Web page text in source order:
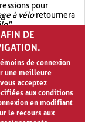
pour
à véloretournera
.
OR.garage OR vélo
à vélo
DE
de connexion
une meilleure
acceptez
aux conditions
en modifiant
le recours aux